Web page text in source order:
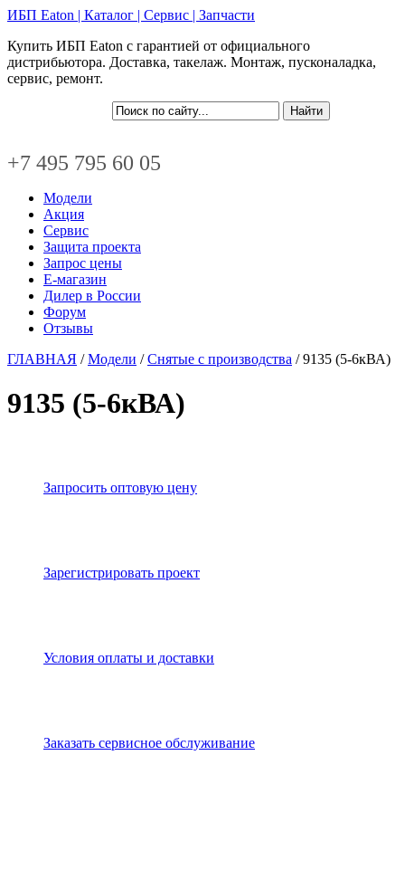
ИБП Eaton | Каталог | Сервис | Запчасти
Купить ИБП Eaton с гарантией от официального
дистрибьютора. Доставка, такелаж. Монтаж, пусконаладка,
сервис, ремонт.
+7 495 795 60 05
Модели
Акция
Сервис
Защита проекта
Запрос цены
Е-магазин
Дилер в России
Форум
Отзывы
ГЛАВНАЯ /Модели /Снятые с производства / 9135 (5-6кВА)
9135 (5-6кВА)
Запросить оптовую цену
Зарегистрировать проект
Условия оплаты и доставки
Заказать сервисное обслуживание